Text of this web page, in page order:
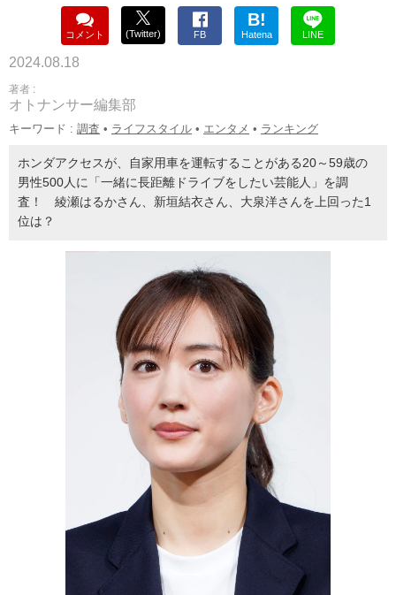
コメント (Twitter) FB
B!
Hatena LINE
2024.08.18
著者 :
オトナンサー編集部
キーワード : 調査 • ライフスタイル • エンタメ • ランキング
ホンダアクセスが、自家用車を運転することがある20～59歳の
男性500人に「一緒に長距離ドライブをしたい芸能人」を調
査！ 綾瀬はるかさん、新垣結衣さん、大泉洋さんを上回った1
位は？